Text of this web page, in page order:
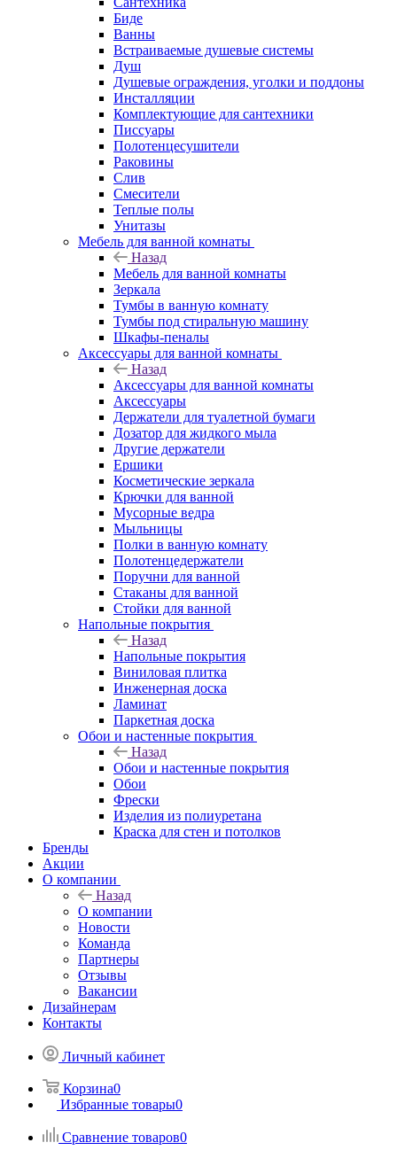
Биде
Ванны
Встраиваемые душевые системы
Душ
Душевые ограждения, уголки и поддоны
Инсталляции
Комплектующие для сантехники
Писсуары
Полотенцесушители
Раковины
Слив
Смесители
Теплые полы
Унитазы
Мебель для ванной комнаты
Назад
Мебель для ванной комнаты
Зеркала
Тумбы в ванную комнату
Тумбы под стиральную машину
Шкафы-пеналы
Аксессуары для ванной комнаты
Назад
Аксессуары для ванной комнаты
Аксессуары
Держатели для туалетной бумаги
Дозатор для жидкого мыла
Другие держатели
Ершики
Косметические зеркала
Крючки для ванной
Мусорные ведра
Мыльницы
Полки в ванную комнату
Полотенцедержатели
Поручни для ванной
Стаканы для ванной
Стойки для ванной
Напольные покрытия
Назад
Напольные покрытия
Виниловая плитка
Инженерная доска
Ламинат
Паркетная доска
Обои и настенные покрытия
Назад
Обои и настенные покрытия
Обои
Фрески
Изделия из полиуретана
Краска для стен и потолков
Бренды
Акции
О компании
Назад
О компании
Новости
Команда
Партнеры
Отзывы
Вакансии
Дизайнерам
Контакты
Личный кабинет
Корзина0
Избранные товары0
Сравнение товаров0